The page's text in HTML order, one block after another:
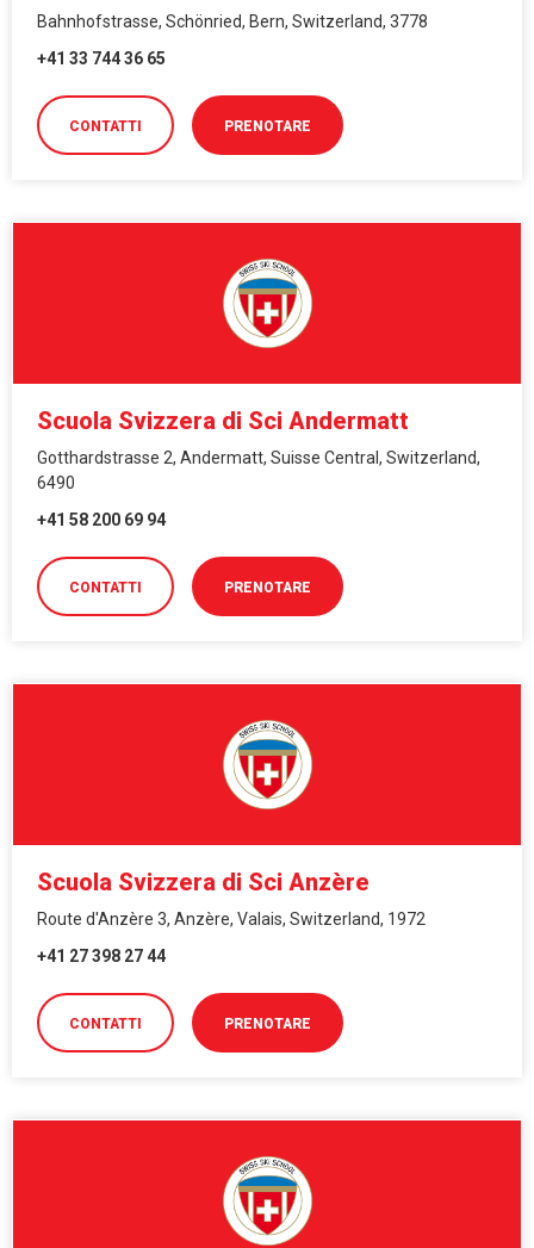
Bahnhofstrasse, Schönried, Bern, Switzerland, 3778
+41 33 744 36 65
CONTATTI PRENOTARE
Scuola Svizzera di Sci Andermatt
Gotthardstrasse 2, Andermatt, Suisse Central, Switzerland,
6490
+41 58 200 69 94
CONTATTI PRENOTARE
Scuola Svizzera di Sci Anzère
Route d'Anzère 3, Anzère, Valais, Switzerland, 1972
+41 27 398 27 44
CONTATTI PRENOTARE